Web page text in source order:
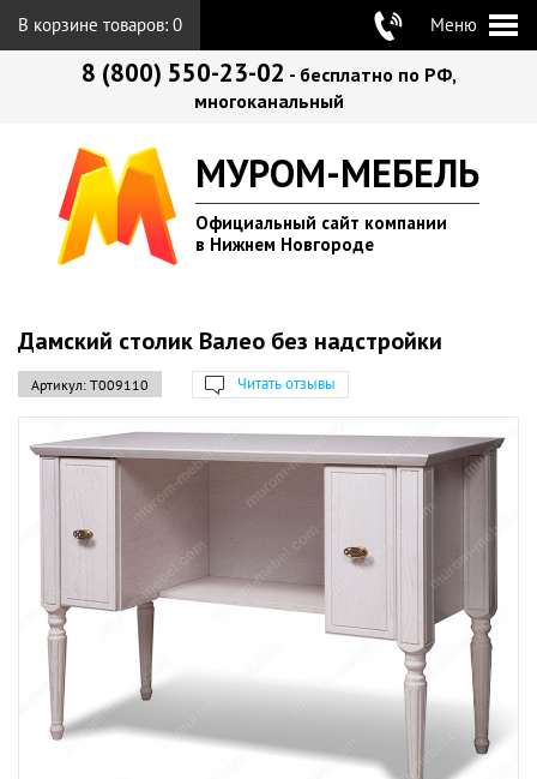
В корзине товаров: 0 Меню
8 (800) 550-23-02 - бесплатно по РФ,
многоканальный
МУРОМ-МЕБЕЛЬ
Официальный сайт компании
в Нижнем Новгороде
Дамский столик Валео без надстройки
Артикул: Т009110 Читать отзывы